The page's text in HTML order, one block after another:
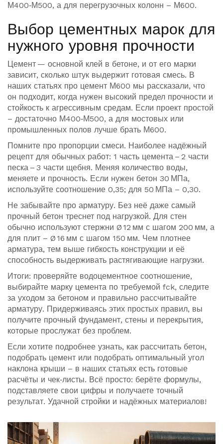
М400‑М500, а для перегрузочных колонн – М600.
Выбор цементных марок для
нужного уровня прочности
Цемент — основной клей в бетоне, и от его марки
зависит, сколько штук выдержит готовая смесь. В
наших статьях про цемент М600 мы рассказали, что
он подходит, когда нужен высокий предел прочности и
стойкость к агрессивным средам. Если проект простой
– достаточно М400‑М500, а для мостовых или
промышленных полов лучше брать М600.
Помните про пропорции смеси. Наиболее надёжный
рецепт для обычных работ: 1 часть цемента – 2 части
песка – 3 части щебня. Меняя количество воды,
меняете и прочность. Если нужен бетон 30 МПа,
используйте соотношение 0,35; для 50 МПа – 0,30.
Не забывайте про арматуру. Без неё даже самый
прочный бетон треснет под нагрузкой. Для стен
обычно используют стержни Ø 12 мм с шагом 200 мм, а
для плит – Ø 16 мм с шагом 150 мм. Чем плотнее
арматура, тем выше гибкость конструкции и её
способность выдерживать растягивающие нагрузки.
Итоги: проверяйте водоцементное соотношение,
выбирайте марку цемента по требуемой fck, следите
за уходом за бетоном и правильно рассчитывайте
арматуру. Придерживаясь этих простых правил, вы
получите прочный фундамент, стены и перекрытия,
которые прослужат без проблем.
Если хотите подробнее узнать, как рассчитать бетон,
подобрать цемент или подобрать оптимальный угол
наклона крыши – в наших статьях есть готовые
расчёты и чек‑листы. Всё просто: берёте формулы,
подставляете свои цифры и получаете точный
результат. Удачной стройки и надёжных материалов!